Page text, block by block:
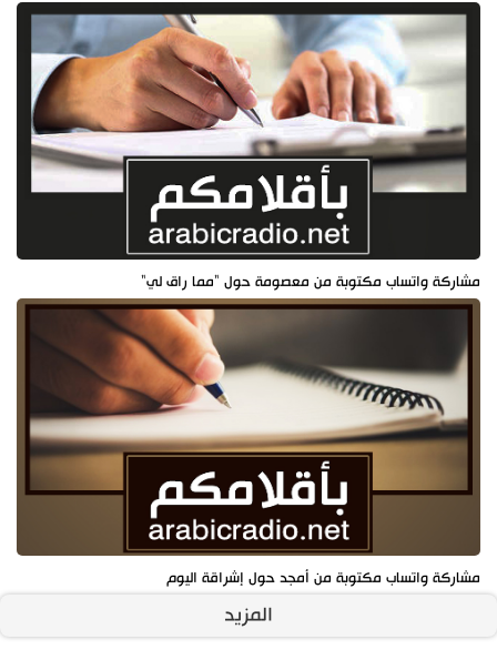
مشاركة واتساب مكتوبة من معصومة حول "مما راق لي"
مشاركة واتساب مكتوبة من أمجد حول إشراقة اليوم
المزيد